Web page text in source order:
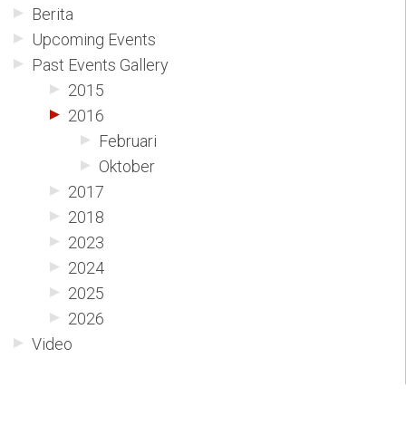
Berita
Upcoming Events
Past Events Gallery
2015
2016
Februari
Oktober
2017
2018
2023
2024
2025
2026
Video